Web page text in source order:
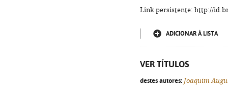
Link persistente: http://
ADICIONAR À LISTA
VER TÍTULOS
destes autores: Joaquim